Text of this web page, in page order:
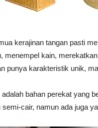
Kuat
&
kerajinan tangan pasti
menempel kain,
punya karakteristik unik,
bahan perekat yang
semi-cair, namun ada juga